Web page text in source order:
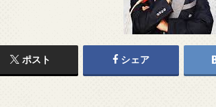
ポスト シェア